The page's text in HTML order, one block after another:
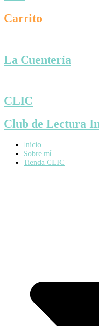
Carrito
La Cuentería
CLIC
Club de Lectura
Inicio
Sobre mí
Tienda CLIC